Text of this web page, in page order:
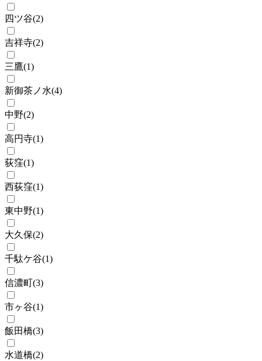
四ツ谷(2)
吉祥寺(2)
三鷹(1)
新御茶ノ水(4)
中野(2)
高円寺(1)
荻窪(1)
西荻窪(1)
東中野(1)
大久保(2)
千駄ケ谷(1)
信濃町(3)
市ヶ谷(1)
飯田橋(3)
水道橋(2)